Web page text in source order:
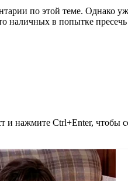
по этой теме. Однако
наличных в попытке
и нажмите Ctrl+Enter, чтобы